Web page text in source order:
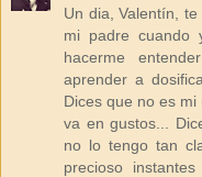
Un dia, Valentín,
mi padre cuando
hacerme
aprender a
Dices que no es
va en gustos...
no lo tengo tan
precioso